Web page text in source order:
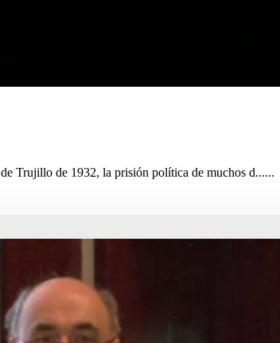
de Trujillo de 1932, la prisión política de muchos d......